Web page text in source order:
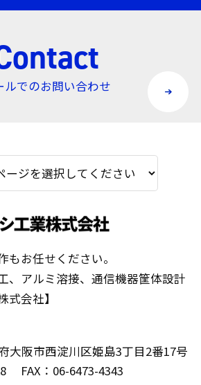
ルでのお問い合わせ
もお任せください。
、アルミ溶接、通信機器筐体設計
式会社】
大阪市西淀川区姫島3丁目2番17号
FAX：06-6473-4343